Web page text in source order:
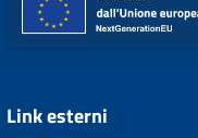
Link esterni